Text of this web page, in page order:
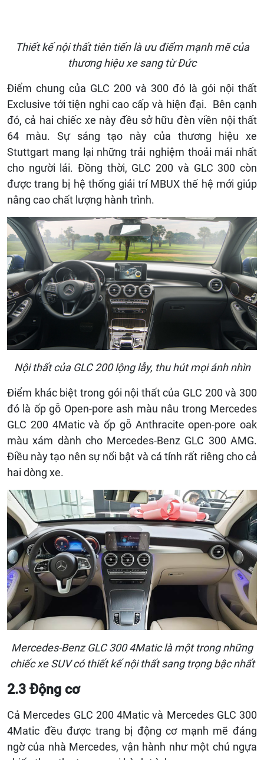
Thiết kế nội thất tiên tiến là ưu điểm mạnh mẽ của
thương hiệu xe sang từ Đức
Điểm chung của GLC 200 và 300 đó là gói nội thất
Exclusive tới tiện nghi cao cấp và hiện đại. Bên cạnh
đó, cả hai chiếc xe này đều sở hữu đèn viền nội thất
64 màu. Sự sáng tạo này của thương hiệu xe
Stuttgart mang lại những trải nghiệm thoải mái nhất
cho người lái. Đồng thời, GLC 200 và GLC 300 còn
được trang bị hệ thống giải trí MBUX thế hệ mới giúp
nâng cao chất lượng hành trình.
Nội thất của GLC 200 lộng lẫy, thu hút mọi ánh nhìn
Điểm khác biệt trong gói nội thất của GLC 200 và 300
đó là ốp gỗ Open-pore ash màu nâu trong Mercedes
GLC 200 4Matic và ốp gỗ Anthracite open-pore oak
màu xám dành cho Mercedes-Benz GLC 300 AMG.
Điều này tạo nên sự nổi bật và cá tính rất riêng cho cả
hai dòng xe.
Mercedes-Benz GLC 300 4Matic là một trong những
chiếc xe SUV có thiết kế nội thất sang trọng bậc nhất
2.3 Động cơ
Cả Mercedes GLC 200 4Matic và Mercedes GLC 300
4Matic đều được trang bị động cơ mạnh mẽ đáng
ngờ của nhà Mercedes, vận hành như một chú ngựa